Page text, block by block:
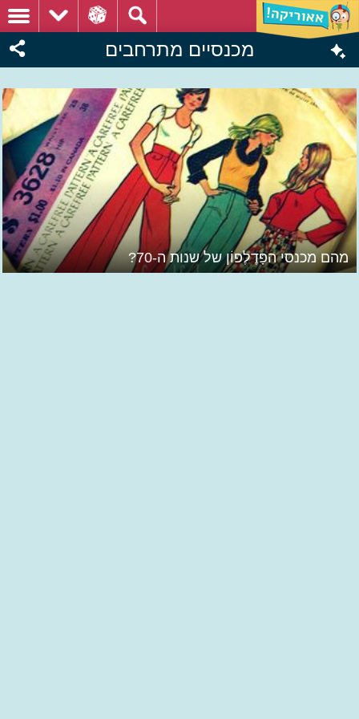
מכנסיים מתרחבים
מהם מכנסי הפָּדֶלֶפוֹן של שנות ה-70?